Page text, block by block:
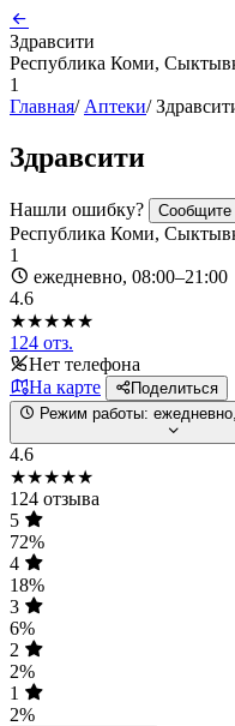
Здравсити
Республика Коми,
1
Главная/ Аптеки/
Здравсити
Нашли ошибку? Сообщите
Республика Коми,
1
ежедневно, 08:00–21:00
4.6
★★★★★
124 отз.
Нет телефона
На карте
Поделиться
Режим работы:
4.6
★★★★★
124 отзыва
5
72%
4
18%
3
6%
2
2%
1
2%